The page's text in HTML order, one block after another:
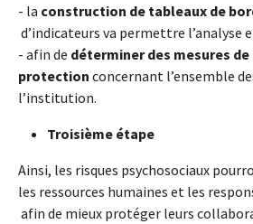
- la construction de tableaux de
d’indicateurs va permettre l’analyse
- afin de déterminer des mesures
protection concernant l’ensemble
l’institution.
Troisième étape
Ainsi, les risques psychosociaux
les ressources humaines et les
afin de mieux protéger leurs